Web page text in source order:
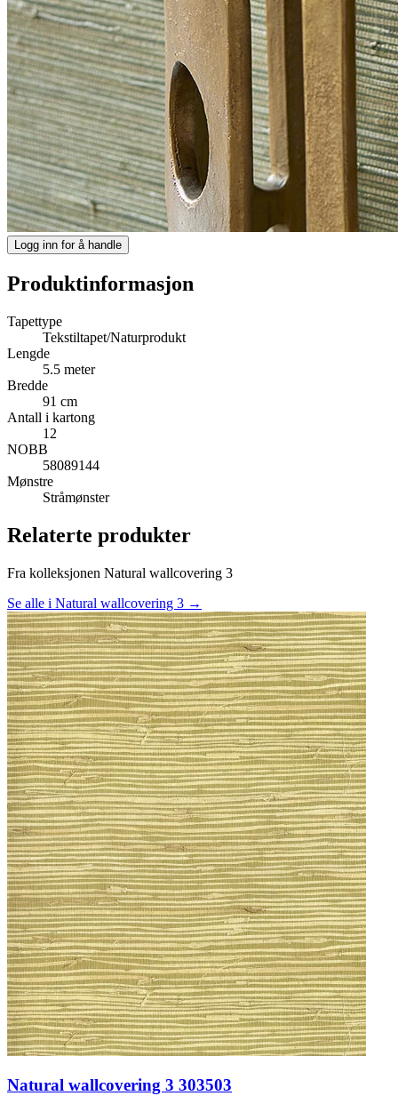
Logg inn for å handle
Produktinformasjon
Tapettype
Tekstiltapet/Naturprodukt
Lengde
5.5 meter
Bredde
91 cm
Antall i kartong
12
NOBB
58089144
Mønstre
Stråmønster
Relaterte produkter
Fra kolleksjonen Natural wallcovering 3
Se alle i Natural wallcovering 3 →
Natural wallcovering 3 303503